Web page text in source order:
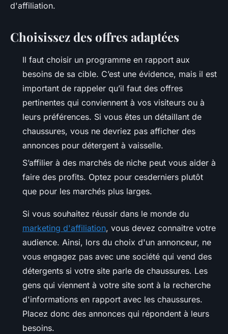
d'affiliation.
Choisissez des offres adaptées
Il faut choisir un programme en rapport aux
besoins de sa cible. C’est une évidence, mais il est
important de rappeler qu’il faut des offres
pertinentes qui conviennent à vos visiteurs ou à
leurs préférences. Si vous êtes un détaillant de
chaussures, vous ne devriez pas afficher des
annonces pour détergent à vaisselle.
S’affilier à des marchés de niche peut vous aider à
faire des profits. Optez pour cesderniers plutôt
que pour les marchés plus larges.
Si vous souhaitez réussir dans le monde du
marketing d'affiliation, vous devez connaitre votre
audience. Ainsi, lors du choix d'un annonceur, ne
vous engagez pas avec une société qui vend des
détergents si votre site parle de chaussures. Les
gens qui viennent à votre site sont à la recherche
d'informations en rapport avec les chaussures.
Placez donc des annonces qui répondent à leurs
besoins.